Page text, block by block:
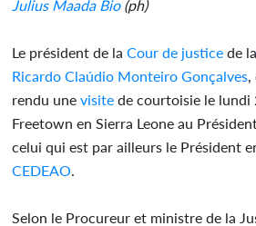
Julius Maada Bio(ph)
Le président de laCour de justice de la
Ricardo Claúdio Monteiro Gonçalves
rendu une visite de courtoisie le lundi
Freetown en Sierra Leone au
celui qui est par ailleurs le Président
CEDEAO
Selon le Procureur et ministre de la